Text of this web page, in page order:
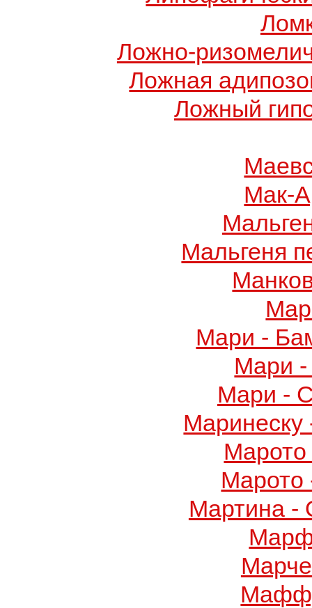
Ложно-
Ложная
Ложный
Мак-
Мальгеня
Мари -
Мари -
Мари -
Марото
Марото
Мартина -